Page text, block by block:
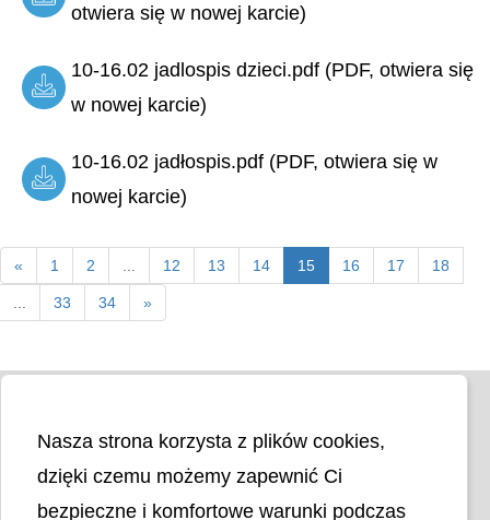
otwiera się w nowej karcie)
10-16.02 jadlospis dzieci.pdf (PDF, otwiera się
w nowej karcie)
10-16.02 jadłospis.pdf (PDF, otwiera się w
nowej karcie)
« 1 2 12 13 14 15 16 17 18
33 34 »
Nasza strona korzysta z plików cookies,
dzięki czemu możemy zapewnić Ci
bezpieczne i komfortowe warunki podczas